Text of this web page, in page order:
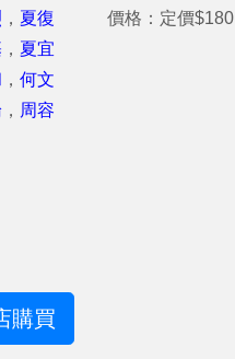
， 夏復
， 夏宜
， 何文
， 周容
價格：定價$180
購買